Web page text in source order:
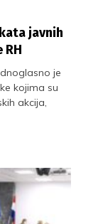
javnih
je
kojima su
akcija,